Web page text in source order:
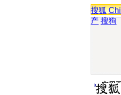
搜狐
产 搜狗
实用